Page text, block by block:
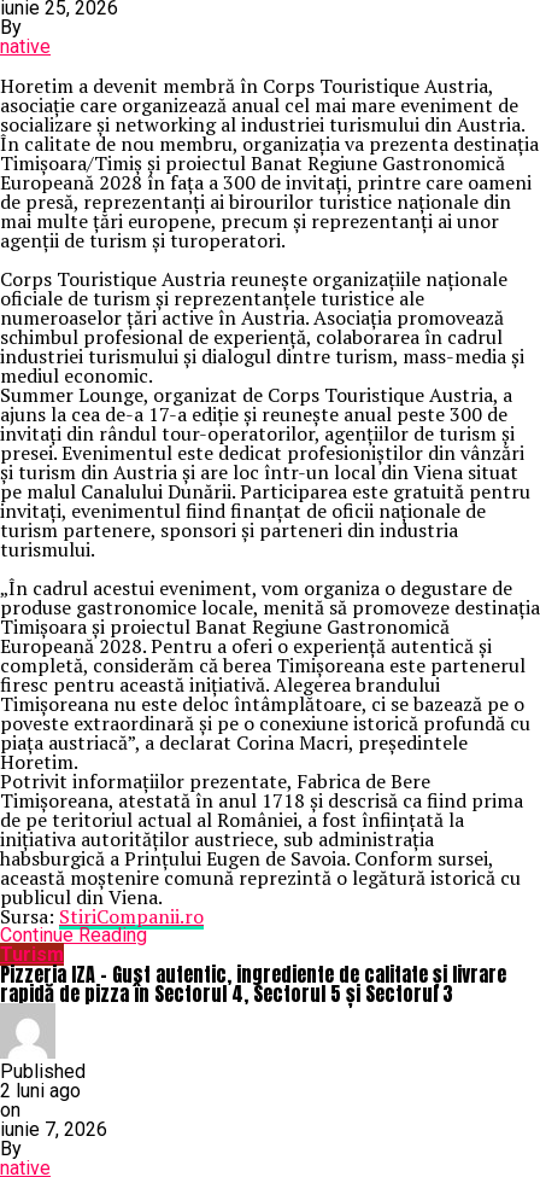
iunie 25, 2026
By
native
Horetim a devenit membră în Corps Touristique Austria,
asociație care organizează anual cel mai mare eveniment de
socializare și networking al industriei turismului din Austria.
În calitate de nou membru, organizația va prezenta destinația
Timișoara/Timiș și proiectul Banat Regiune Gastronomică
Europeană 2028 în fața a 300 de invitați, printre care oameni
de presă, reprezentanți ai birourilor turistice naționale din
mai multe țări europene, precum și reprezentanți ai unor
agenții de turism și turoperatori.
Corps Touristique Austria reunește organizațiile naționale
oficiale de turism și reprezentanțele turistice ale
numeroaselor țări active în Austria. Asociația promovează
schimbul profesional de experiență, colaborarea în cadrul
industriei turismului și dialogul dintre turism, mass-media și
mediul economic.
Summer Lounge, organizat de Corps Touristique Austria, a
ajuns la cea de-a 17-a ediție și reunește anual peste 300 de
invitați din rândul tour-operatorilor, agențiilor de turism și
presei. Evenimentul este dedicat profesioniștilor din vânzări
și turism din Austria și are loc într-un local din Viena situat
pe malul Canalului Dunării. Participarea este gratuită pentru
invitați, evenimentul fiind finanțat de oficii naționale de
turism partenere, sponsori și parteneri din industria
turismului.
„În cadrul acestui eveniment, vom organiza o degustare de
produse gastronomice locale, menită să promoveze destinația
Timișoara și proiectul Banat Regiune Gastronomică
Europeană 2028. Pentru a oferi o experiență autentică și
completă, considerăm că berea Timișoreana este partenerul
firesc pentru această inițiativă. Alegerea brandului
Timișoreana nu este deloc întâmplătoare, ci se bazează pe o
poveste extraordinară și pe o conexiune istorică profundă cu
piața austriacă”, a declarat Corina Macri, președintele
Horetim.
Potrivit informațiilor prezentate, Fabrica de Bere
Timișoreana, atestată în anul 1718 și descrisă ca fiind prima
de pe teritoriul actual al României, a fost înființată la
inițiativa autorităților austriece, sub administrația
habsburgică a Prințului Eugen de Savoia. Conform sursei,
această moștenire comună reprezintă o legătură istorică cu
publicul din Viena.
Sursa: StiriCompanii.ro
Continue Reading
Turism
Pizzeria IZA – Gust autentic, ingrediente de calitate și livrare
rapidă de pizza în Sectorul 4, Sectorul 5 și Sectorul 3
Published
2 luni ago
on
iunie 7, 2026
By
native